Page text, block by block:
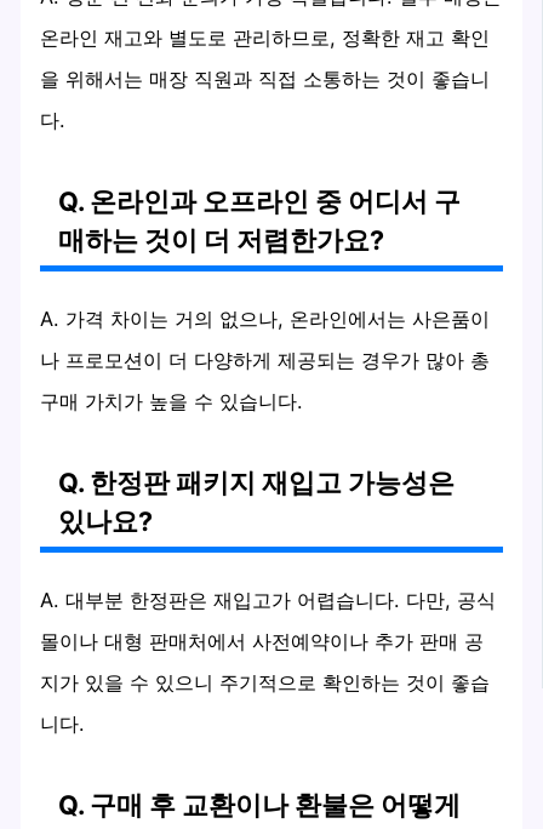
온라인 재고와 별도로 관리하므로, 정확한 재고 확인
을 위해서는 매장 직원과 직접 소통하는 것이 좋습니
다.
Q. 온라인과 오프라인 중 어디서 구
매하는 것이 더 저렴한가요?
A. 가격 차이는 거의 없으나, 온라인에서는 사은품이
나 프로모션이 더 다양하게 제공되는 경우가 많아 총
구매 가치가 높을 수 있습니다.
Q. 한정판 패키지 재입고 가능성은
있나요?
A. 대부분 한정판은 재입고가 어렵습니다. 다만, 공식
몰이나 대형 판매처에서 사전예약이나 추가 판매 공
지가 있을 수 있으니 주기적으로 확인하는 것이 좋습
니다.
Q. 구매 후 교환이나 환불은 어떻게